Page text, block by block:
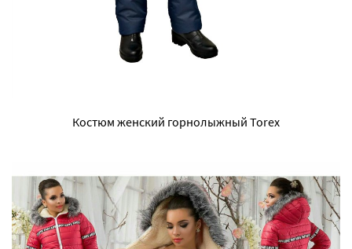
Костюм женский горнолыжный Torex